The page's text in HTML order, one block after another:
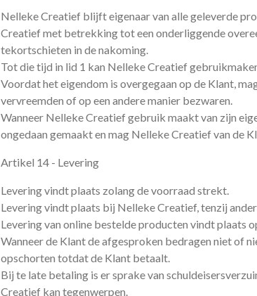
Nelleke Creatief blijft eigenaar van alle geleverde
Creatief met betrekking tot een onderliggende
tekortschieten in de nakoming.
Tot die tijd in lid 1 kan Nelleke Creatief
Voordat het eigendom is overgegaan op de Klant,
vervreemden of op een andere manier bezwaren.
Wanneer Nelleke Creatief gebruik maakt van zijn
ongedaan gemaakt en mag Nelleke Creatief van de
Artikel 14 - Levering
Levering vindt plaats zolang de voorraad strekt.
Levering vindt plaats bij Nelleke Creatief, tenzij
Levering van online bestelde producten vindt plaats
Wanneer de Klant de afgesproken bedragen niet of
opschorten totdat de Klant betaalt.
Bij te late betaling is er sprake van
Creatief kan tegenwerpen.